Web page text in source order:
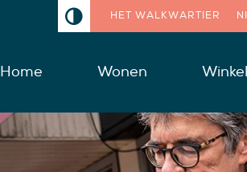
Home Wonen
HET WALKWARTIER